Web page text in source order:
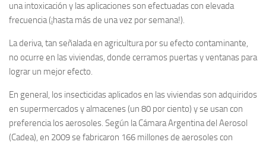
una intoxicación y las aplicaciones son efectuadas con elevada
frecuencia (¡hasta más de una vez por semana!).
La deriva, tan señalada en agricultura por su efecto contaminante,
no ocurre en las viviendas, donde cerramos puertas y ventanas para
lograr un mejor efecto.
En general, los insecticidas aplicados en las viviendas son adquiridos
en supermercados y almacenes (un 80 por ciento) y se usan con
preferencia los aerosoles. Según la Cámara Argentina del Aerosol
(Cadea), en 2009 se fabricaron 166 millones de aerosoles con